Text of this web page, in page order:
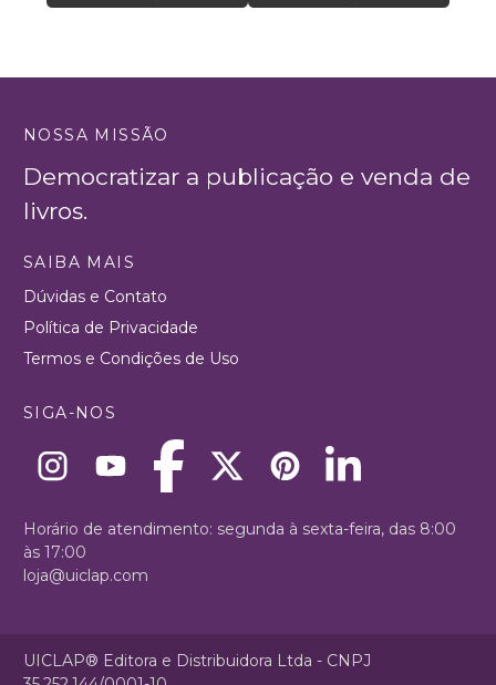
NOSSA MISSÃO
Democratizar a publicação e venda de
livros.
SAIBA MAIS
Dúvidas e Contato
Política de Privacidade
Termos e Condições de Uso
SIGA-NOS
Horário de atendimento: segunda à sexta-feira, das 8:00
às 17:00
loja@uiclap.com
UICLAP® Editora e Distribuidora Ltda - CNPJ